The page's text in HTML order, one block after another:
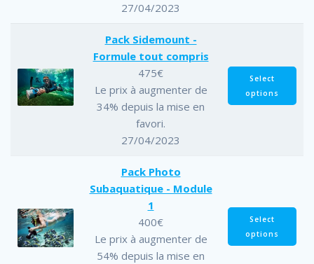
27/04/2023
Pack Sidemount -
Formule tout compris
475€
Le prix à augmenter de
34% depuis la mise en
favori.
27/04/2023
Select
options
Pack Photo
Subaquatique - Module
1
400€
Le prix à augmenter de
54% depuis la mise en
Select
options